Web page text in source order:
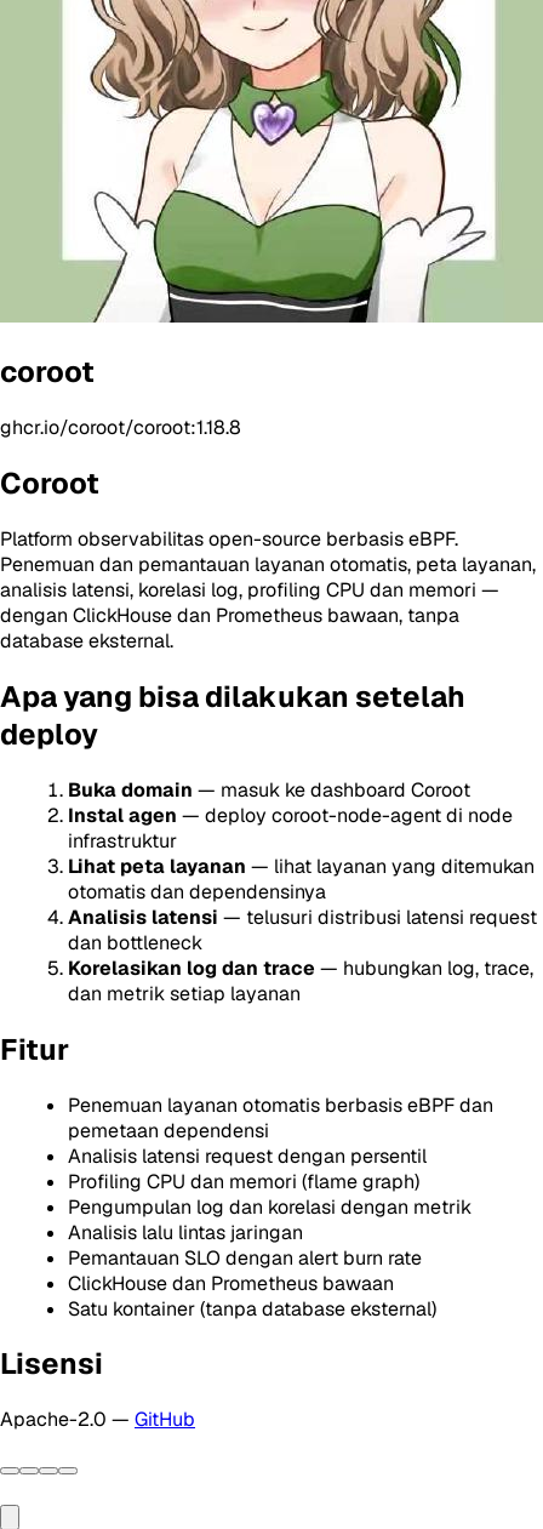
coroot
ghcr.io/coroot/coroot:1.18.8
Coroot
Platform observabilitas open-source berbasis eBPF.
Penemuan dan pemantauan layanan otomatis, peta layanan,
analisis latensi, korelasi log, profiling CPU dan memori —
dengan ClickHouse dan Prometheus bawaan, tanpa
database eksternal.
Apa yang bisa dilakukan setelah
deploy
Buka domain — masuk ke dashboard Coroot
Instal agen — deploy coroot-node-agent di node
infrastruktur
Lihat peta layanan — lihat layanan yang ditemukan
otomatis dan dependensinya
Analisis latensi — telusuri distribusi latensi request
dan bottleneck
Korelasikan log dan trace — hubungkan log, trace,
dan metrik setiap layanan
Fitur
Penemuan layanan otomatis berbasis eBPF dan
pemetaan dependensi
Analisis latensi request dengan persentil
Profiling CPU dan memori (flame graph)
Pengumpulan log dan korelasi dengan metrik
Analisis lalu lintas jaringan
Pemantauan SLO dengan alert burn rate
ClickHouse dan Prometheus bawaan
Satu kontainer (tanpa database eksternal)
Lisensi
Apache-2.0 — GitHub